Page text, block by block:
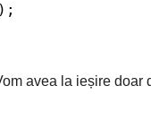
);
avea la ieșire doar